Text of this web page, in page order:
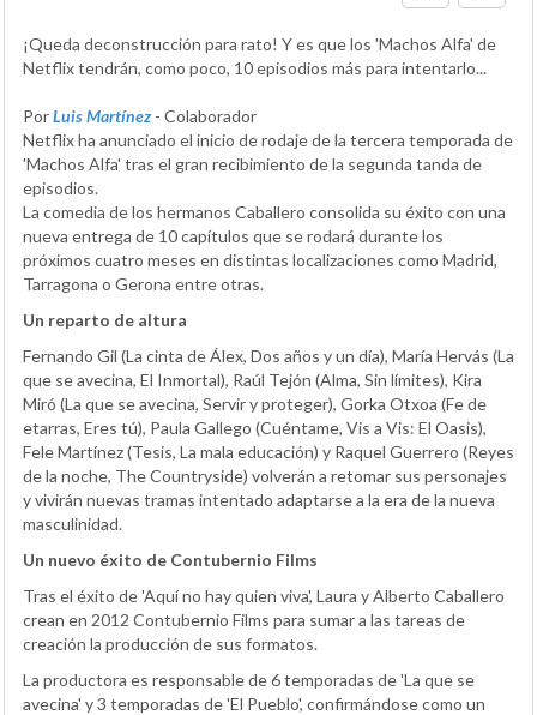
¡Queda deconstrucción para rato! Y es que los 'Machos Alfa' de
Netflix tendrán, como poco, 10 episodios más para intentarlo...
PorLuis Martínez - Colaborador
Netflix ha anunciado el inicio de rodaje de la tercera temporada de
'Machos Alfa' tras el gran recibimiento de la segunda tanda de
episodios.
La comedia de los hermanos Caballero consolida su éxito con una
nueva entrega de 10 capítulos que se rodará durante los
próximos cuatro meses en distintas localizaciones como Madrid,
Tarragona o Gerona entre otras.
Un reparto de altura
Fernando Gil (La cinta de Álex, Dos años y un día), María Hervás (La
que se avecina, El Inmortal), Raúl Tejón (Alma, Sin límites), Kira
Miró (La que se avecina, Servir y proteger), Gorka Otxoa (Fe de
etarras, Eres tú), Paula Gallego (Cuéntame, Vis a Vis: El Oasis),
Fele Martínez (Tesis, La mala educación) y Raquel Guerrero (Reyes
de la noche, The Countryside) volverán a retomar sus personajes
y vivirán nuevas tramas intentado adaptarse a la era de la nueva
masculinidad.
Un nuevo éxito de Contubernio Films
Tras el éxito de 'Aquí no hay quien viva', Laura y Alberto Caballero
crean en 2012 Contubernio Films para sumar a las tareas de
creación la producción de sus formatos.
La productora es responsable de 6 temporadas de 'La que se
avecina' y 3 temporadas de 'El Pueblo', confirmándose como un